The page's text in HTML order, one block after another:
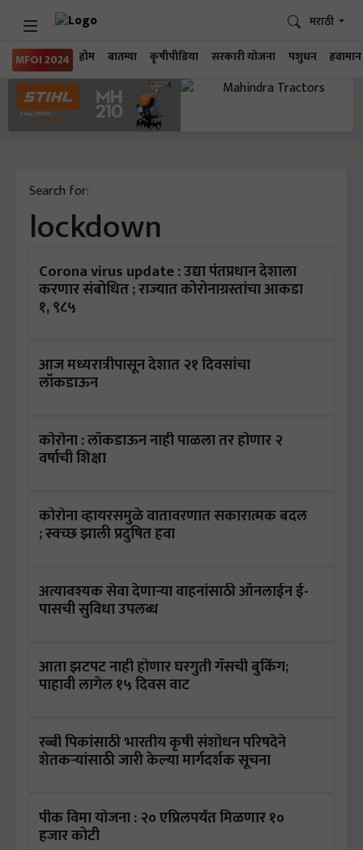
MFOI 2024 होम बातम्या कृषीपीडिया सरकारी योजना पशुधन हवामान
मराठी
Search for:
lockdown
Corona virus update : उद्या पंतप्रधान देशाला
करणार संबोधित ; राज्यात कोरोनाग्रस्तांचा आकडा
१, ९८५
आज मध्यरात्रीपासून देशात २१ दिवसांचा
लॉकडाऊन
कोरोना : लॉकडाऊन नाही पाळला तर होणार २
वर्षाची शिक्षा
कोरोना व्हायरसमुळे वातावरणात सकारात्मक बदल
; स्वच्छ झाली प्रदुषित हवा
अत्यावश्यक सेवा देणाऱ्या वाहनांसाठी ऑनलाईन ई-
पासची सुविधा उपलब्ध
आता झटपट नाही होणार घरगुती गॅसची बुकिंग;
पाहावी लागेल १५ दिवस वाट
रब्बी पिकांसाठी भारतीय कृषी संशोधन परिषदेने
शेतकऱ्यांसाठी जारी केल्या मार्गदर्शक सूचना
पीक विमा योजना : २० एप्रिलपर्यंत मिळणार १०
हजार कोटी